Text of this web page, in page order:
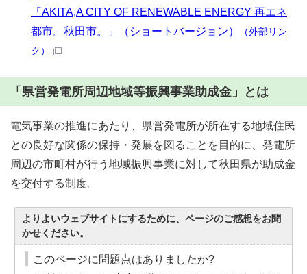
「AKITA,A CITY OF RENEWABLE ENERGY 再エネ
都市。秋田市。」（ショートバージョン）
（外部リン
ク）
「県営発電所周辺地域等振興事業助成金」とは
電気事業の推進にあたり、県営発電所が所在する地域住民
との良好な関係の保持・発展を図ることを目的に、発電所
周辺の市町村が行う地域振興事業に対して秋田県が助成金
を交付する制度。
よりよいウェブサイトにするために、ページのご感想をお聞
かせください。
このページに問題点はありましたか?